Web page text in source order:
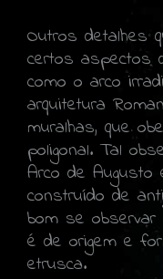
Outros detalhes
certos aspectos
como o arco
arquitetura
muralhas, que
poligonal. Tal
Arco de Augusto
construído de
bom se observar
é de origem e
etrusca.